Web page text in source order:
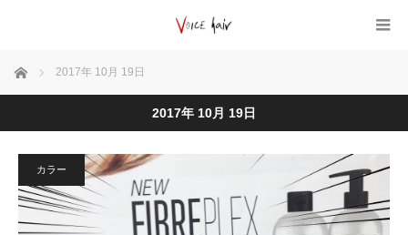
ホーム 2017年 10月 19日
2017年 10月 19日
カラー